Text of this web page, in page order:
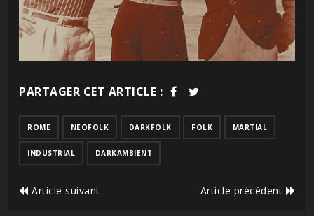
PARTAGER CET ARTICLE :
ROME NEOFOLK DARKFOLK FOLK MARTIAL
INDUSTRIAL DARKAMBIENT
Article suivant Article précédent